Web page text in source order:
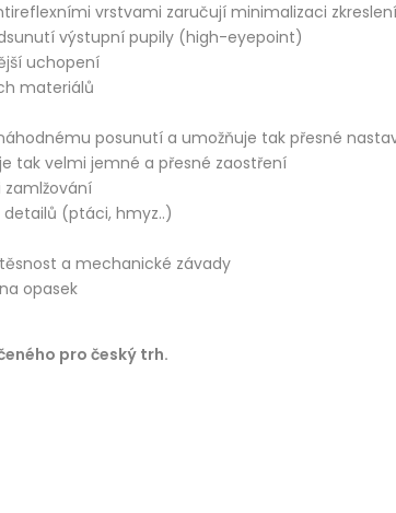
vrstvami zaručují minimalizaci
výstupní pupily (high-eyepoint)
uchopení
materiálů
posunutí a umožňuje tak přesné
tak velmi jemné a přesné zaostření
detailů (ptáci, hmyz..)
a mechanické závady
opasek
pro český trh.